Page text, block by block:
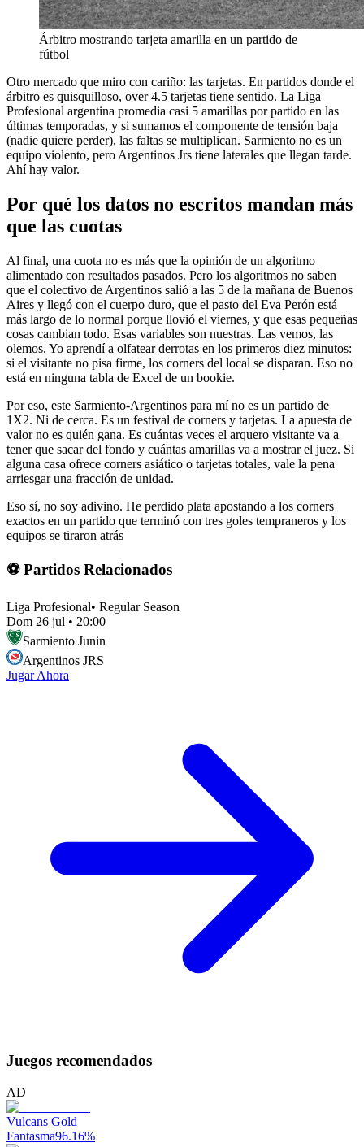
Árbitro mostrando tarjeta amarilla en un partido de
fútbol
Otro mercado que miro con cariño: las tarjetas. En partidos donde el
árbitro es quisquilloso, over 4.5 tarjetas tiene sentido. La Liga
Profesional argentina promedia casi 5 amarillas por partido en las
últimas temporadas, y si sumamos el componente de tensión baja
(nadie quiere perder), las faltas se multiplican. Sarmiento no es un
equipo violento, pero Argentinos Jrs tiene laterales que llegan tarde.
Ahí hay valor.
Por qué los datos no escritos mandan más
que las cuotas
Al final, una cuota no es más que la opinión de un algoritmo
alimentado con resultados pasados. Pero los algoritmos no saben
que el colectivo de Argentinos salió a las 5 de la mañana de Buenos
Aires y llegó con el cuerpo duro, que el pasto del Eva Perón está
más largo de lo normal porque llovió el viernes, y que esas pequeñas
cosas cambian todo. Esas variables son nuestras. Las vemos, las
olemos. Yo aprendí a olfatear derrotas en los primeros diez minutos:
si el visitante no pisa firme, los corners del local se disparan. Eso no
está en ninguna tabla de Excel de un bookie.
Por eso, este Sarmiento-Argentinos para mí no es un partido de
1X2. Ni de cerca. Es un festival de corners y tarjetas. La apuesta de
valor no es quién gana. Es cuántas veces el arquero visitante va a
tener que sacar del fondo y cuántas amarillas va a mostrar el juez. Si
alguna casa ofrece corners asiático o tarjetas totales, vale la pena
arriesgar una fracción de unidad.
Eso sí, no soy adivino. He perdido plata apostando a los corners
exactos en un partido que terminó con tres goles tempraneros y los
equipos se tiraron atrás
⚽ Partidos Relacionados
Liga Profesional• Regular Season
Dom 26 jul • 20:00
Sarmiento Junin
Argentinos JRS
Jugar Ahora
Juegos recomendados
AD
Vulcans Gold
Fantasma96.16%